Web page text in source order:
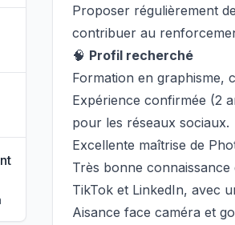
Proposer régulièrement
contribuer au
🧠 Profil recherché
Formation en graphisme,
Expérience confirmée (2
pour les réseaux sociaux.
Excellente maîtrise de
Très bonne
TikTok et LinkedIn, avec
Aisance face caméra et